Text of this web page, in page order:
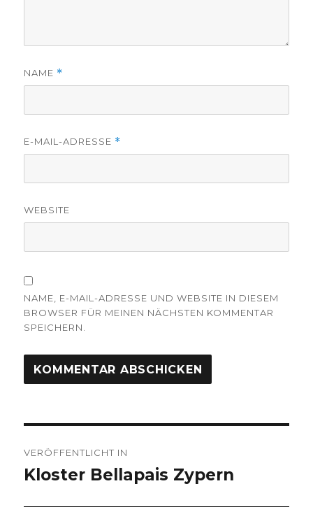
NAME *
E-MAIL-ADRESSE *
WEBSITE
NAME, E-MAIL-ADRESSE UND WEBSITE IN DIESEM
BROWSER FÜR MEINEN NÄCHSTEN KOMMENTAR
SPEICHERN.
VERÖFFENTLICHT IN
Kloster Bellapais Zypern